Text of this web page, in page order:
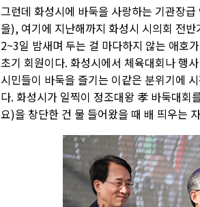
그런데 화성시에 바둑을 사랑하는 기관장
을), 여기에 지난해까지 화성시 시의회 전
2~3일 밤새며 두는 걸 마다하지 않는 애호
초기 회원이다. 화성시에서 체육대회나 행
시민들이 바둑을 즐기는 이같은 분위기에
다. 화성시가 일찍이 정조대왕 孝 바둑대회
요)을 창단한 건 물 들어왔을 때 배 띄우는